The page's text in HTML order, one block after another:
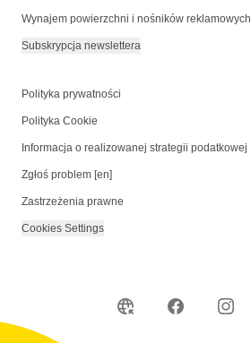
Wynajem powierzchni i nośników reklamowych
Subskrypcja newslettera
Polityka prywatności
Polityka Cookie
Informacja o realizowanej strategii podatkowej
Zgłoś problem [en]
Zastrzeżenia prawne
Cookies Settings